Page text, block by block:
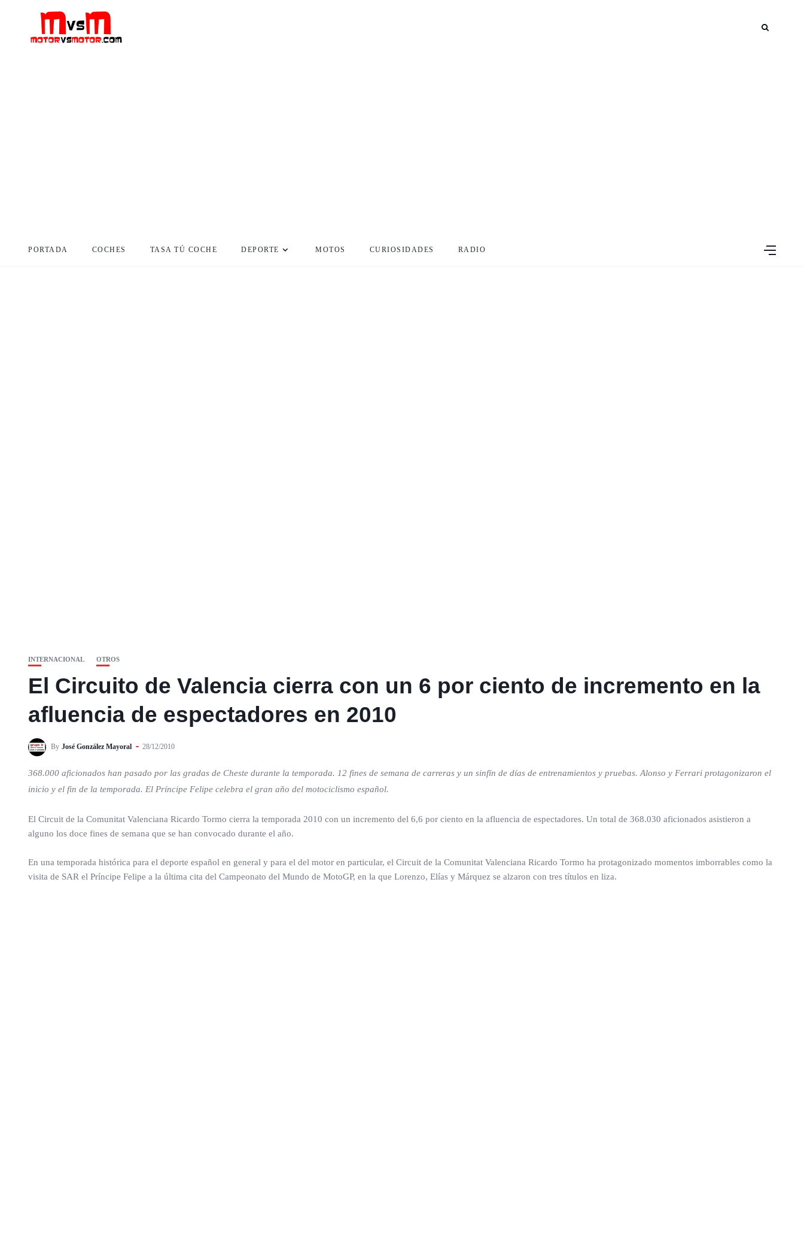
PORTADA COCHES TASA TÚ COCHE DEPORTE MOTOS CURIOSIDADES RADIO
INTERNACIONAL OTROS
El Circuito de Valencia cierra con un 6 por ciento de incremento en la
afluencia de espectadores en 2010
By José González Mayoral 28/12/2010
368.000 aficionados han pasado por las gradas de Cheste durante la temporada. 12 fines de semana de carreras y un sinfín de días de entrenamientos y pruebas. Alonso y Ferrari protagonizaron el
inicio y el fin de la temporada. El Príncipe Felipe celebra el gran año del motociclismo español.
El Circuit de la Comunitat Valenciana Ricardo Tormo cierra la temporada 2010 con un incremento del 6,6 por ciento en la afluencia de espectadores. Un total de 368.030 aficionados asistieron a
alguno los doce fines de semana que se han convocado durante el año.
En una temporada histórica para el deporte español en general y para el del motor en particular, el Circuit de la Comunitat Valenciana Ricardo Tormo ha protagonizado momentos imborrables como la
visita de SAR el Príncipe Felipe a la última cita del Campeonato del Mundo de MotoGP, en la que Lorenzo, Elías y Márquez se alzaron con tres títulos en liza.